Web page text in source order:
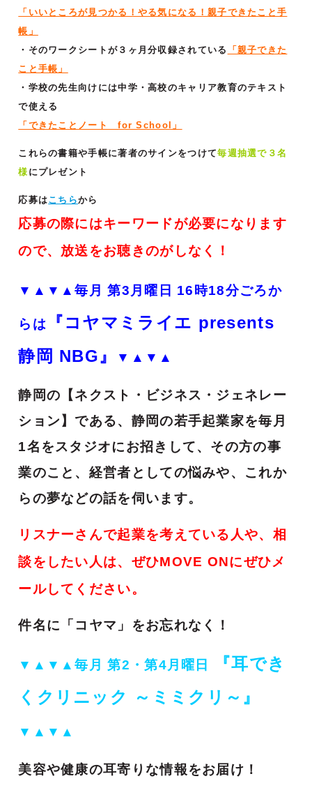
「いいところが見つかる！やる気になる！親子できたこと手
帳」
・そのワークシートが３ヶ月分収録されている
「親子できた
こと手帳」
・学校の先生向けには中学・高校のキャリア教育のテキスト
で使える
「できたことノート for School」
これらの書籍や手帳に著者のサインをつけて毎週抽選で３名
様 にプレゼント
応募はこちらから
応募の際にはキーワードが必要になります
ので、放送をお聴きのがしなく！
▼▲▼▲毎月 第3月曜日 16時18分ごろか
らは
『コヤマミライエ presents
静岡 NBG』
▼▲▼▲
静岡の【ネクスト・ビジネス・ジェネレー
ション】である、静岡の若手起業家を毎月
1名をスタジオにお招きして、その方の事
業のこと、経営者としての悩みや、これか
らの夢などの話を伺います。
リスナーさんで起業を考えている人や、相
談をしたい人は、ぜひMOVE ONにぜひメ
ールしてください。
件名に「コヤマ」をお忘れなく！
▼▲▼▲毎月 第2・第4月曜日
『耳でき
くクリニック ～ミミクリ～』
▼▲▼▲
美容や健康の耳寄りな情報をお届け！